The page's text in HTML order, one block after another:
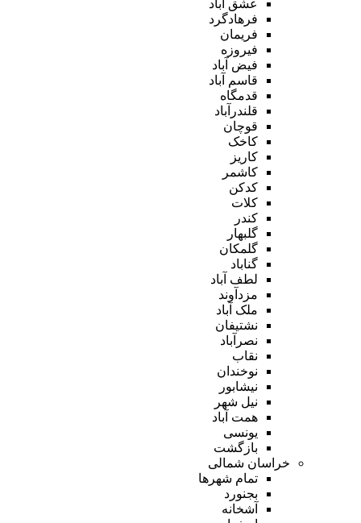
عشق آباد
فرهادگرد
فریمان
فیروزه
فیض آباد
قاسم آباد
قدمگاه
قلندرآباد
قوچان
کاخک
کاریز
کاشمر
کدکن
کلات
کندر
گلبهار
گلمکان
گناباد
لطف آباد
مزدآوند
ملک آباد
نشتیفان
نصرآباد
نقاب
نوخندان
نیشابور
نیل شهر
همت آباد
یونسی
بازگشت
خراسان شمالی
تمام شهر‌ها
بجنورد
آشخانه